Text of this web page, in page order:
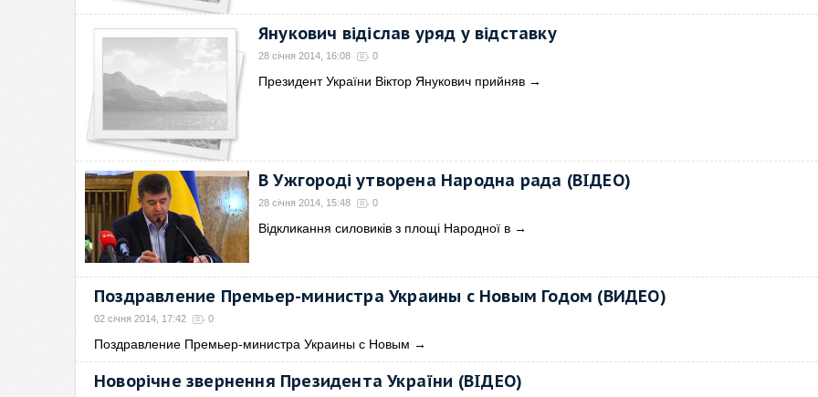
Янукович відіслав уряд у відставку
28 січня 2014, 16:08 0
Президент України Віктор Янукович прийняв →
В Ужгороді утворена Народна рада (ВІДЕО)
28 січня 2014, 15:48 0
Відкликання силовиків з площі Народної в →
Поздравление Премьер-министра Украины с Новым Годом (ВИДЕО)
02 січня 2014, 17:42 0
Поздравление Премьер-министра Украины с Новым →
Новорічне звернення Президента України (ВІДЕО)